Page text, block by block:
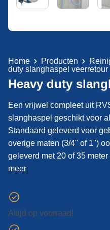
Home Producten
duty slanghaspel veerretour
Heavy duty
Een vrijwel compleet uit
slanghaspel geschikt voor
Standaard geleverd voor
overige maten (3/4" of 1")
geleverd met 20 of 35
meer
Altijd op voorraad!